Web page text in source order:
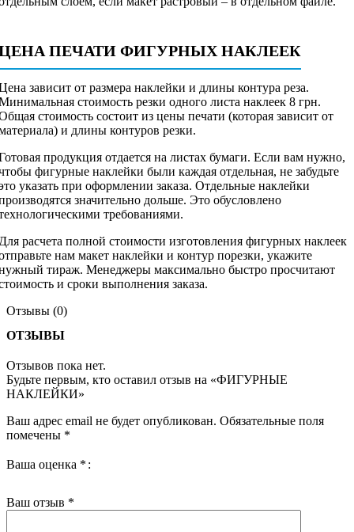
ПЕЧАТИ ФИГУРНЫХ НАКЛЕЕК
зависит от размера наклейки и длины контура реза.
стоимость резки одного листа наклеек 8 грн.
стоимость состоит из цены печати (которая зависит от
и длины контуров резки.
продукция отдается на листах бумаги. Если вам нужно,
фигурные наклейки были каждая отдельная, не забудьте
указать при оформлении заказа. Отдельные наклейки
значительно дольше. Это обусловлено
требованиями.
расчета полной стоимости изготовления фигурных наклеек
нам макет наклейки и контур порезки, укажите
тираж. Менеджеры максимально быстро просчитают
и сроки выполнения заказа.
Отзывы (0)
ОТЗЫВЫ
Отзывов пока нет.
Будьте первым, кто оставил отзыв на «ФИГУРНЫЕ
НАКЛЕЙКИ»
Ваш адрес email не будет опубликован. Обязательные поля
помечены *
Ваша оценка *
Ваш отзыв *